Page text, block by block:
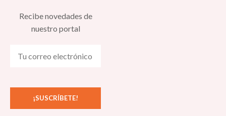
Recibe novedades de
nuestro portal